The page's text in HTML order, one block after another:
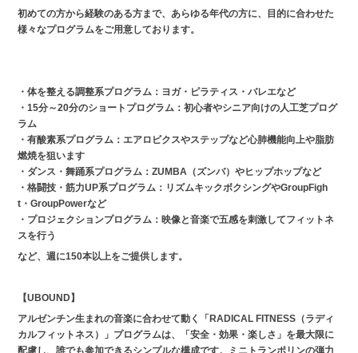
初めての方から経験のある方まで、あらゆる年代の方に、目的に合わせた
様々なプログラムをご用意しております。
・体を整える調整系プログラム：ヨガ・ピラティス・バレエなど
・15分～20分のショートプログラム：初心者やシニア向けの人工芝プログ
ラム
・有酸素系プログラム：エアロビクスやステップなど心肺機能向上や脂肪
燃焼を狙います
・ダンス・舞踊系プログラム：ZUMBA（ズンバ）やヒップホップなど
・格闘技・筋力UP系プログラム：リズムキックボクシングやGroupFigh
t・GroupPowerなど
・プロジェクションプログラム：映像と音楽で五感を刺激してフィットネ
スを行う
など、週に150本以上をご提供します。
【UBOUND】
アルゼンチン生まれの音楽に合わせて動く「RADICAL FITNESS（ラディ
カルフィットネス）」プログラムは、「安全・効果・楽しさ」を最大限に
配慮し、誰でも参加できるシンプルな構成です。ミニトランポリンの弾力